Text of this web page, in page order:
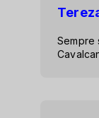
Sempre